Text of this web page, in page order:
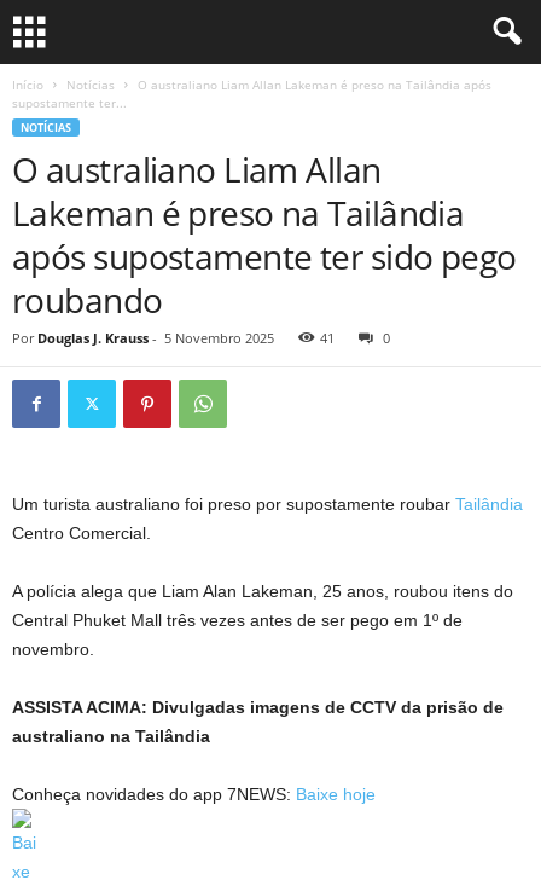
Início Notícias
O australiano Liam Allan Lakeman é preso na Tailândia após
supostamente ter...
NOTÍCIAS
O australiano Liam Allan
Lakeman é preso na Tailândia
após supostamente ter sido pego
roubando
Por Douglas J. Krauss - 5 Novembro 2025 41 0
Um turista australiano foi preso por supostamente roubar Tailândia
Centro Comercial.
A polícia alega que Liam Alan Lakeman, 25 anos, roubou itens do
Central Phuket Mall três vezes antes de ser pego em 1º de
novembro.
ASSISTA ACIMA: Divulgadas imagens de CCTV da prisão de
australiano na Tailândia
Conheça novidades do app 7NEWS: Baixe hoje